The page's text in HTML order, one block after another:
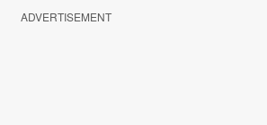
ADVERTISEMENT